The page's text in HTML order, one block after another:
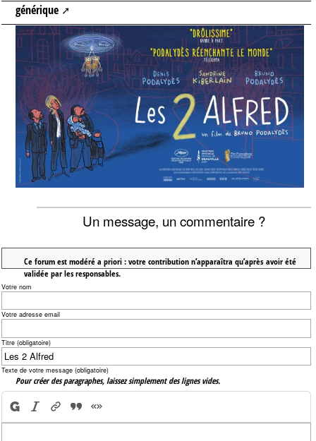
générique
Un message, un commentaire ?
Ce forum est modéré a priori : votre contribution n’apparaîtra qu’après avoir été
validée par les responsables.
Votre nom
Votre adresse email
Titre (obligatoire)
Texte de votre message (obligatoire)
Pour créer des paragraphes, laissez simplement des lignes vides.